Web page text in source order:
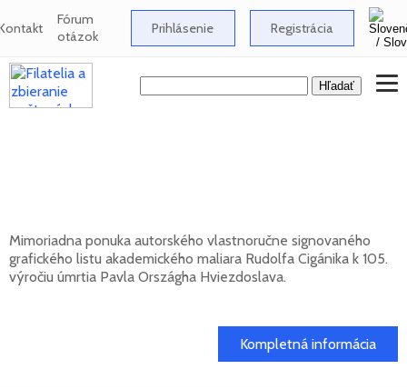
Fórum
otázok Prihlásenie Registrácia
Mimoriadna ponuka autorského vlastnoručne signovaného
grafického listu akademického maliara Rudolfa Cigánika k 105.
výročiu úmrtia Pavla Országha Hviezdoslava.
Kompletná informácia